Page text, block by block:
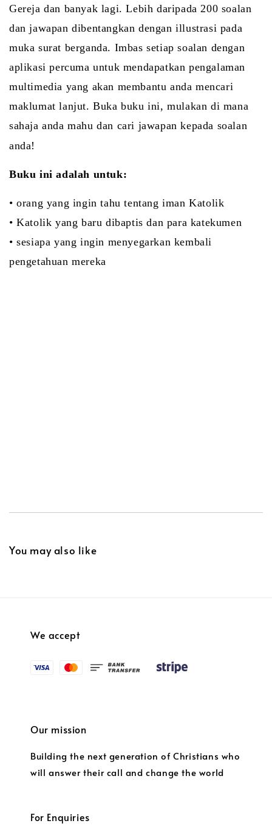
Gereja dan banyak lagi. Lebih daripada 200 soalan
dan jawapan dibentangkan dengan illustrasi pada
muka surat berganda. Imbas setiap soalan dengan
aplikasi percuma untuk mendapatkan pengalaman
multimedia yang akan membantu anda mencari
maklumat lanjut. Buka buku ini, mulakan di mana
sahaja anda mahu dan cari jawapan kepada soalan
anda!
Buku ini adalah untuk:
• orang yang ingin tahu tentang iman Katolik
• Katolik yang baru dibaptis dan para katekumen
• sesiapa yang ingin menyegarkan kembali
pengetahuan mereka
You may also like
We accept
Our mission
Building the next generation of Christians who
will answer their call and change the world
For Enquiries